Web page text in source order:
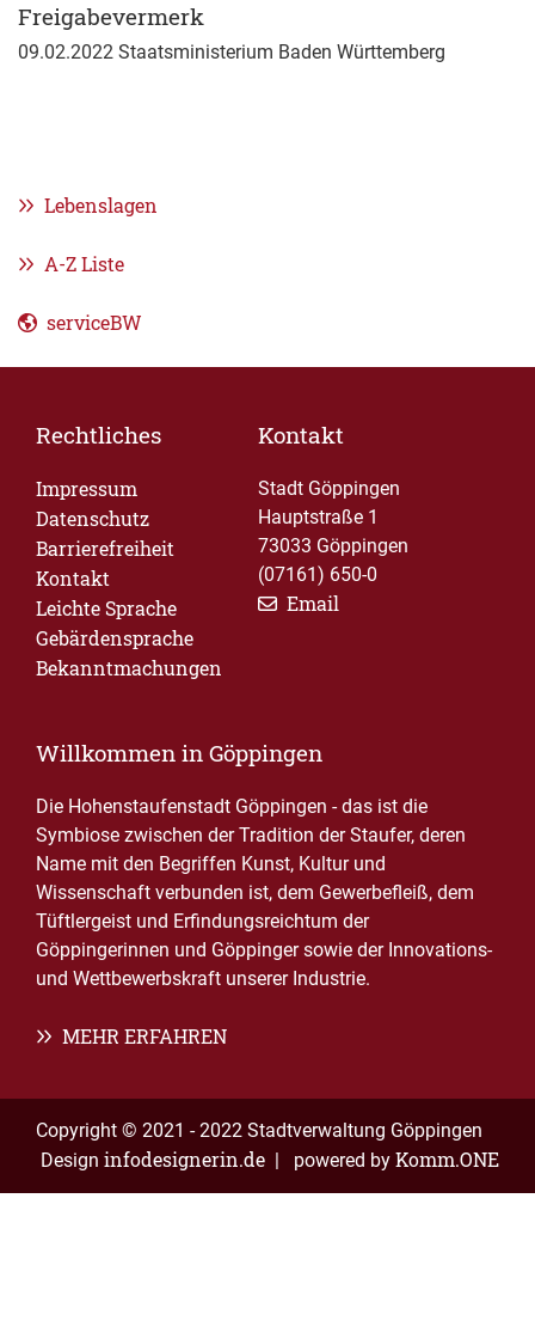
Freigabevermerk
09.02.2022 Staatsministerium Baden Württemberg
Lebenslagen
A-Z Liste
serviceBW
Rechtliches
Impressum
Datenschutz
Barrierefreiheit
Kontakt
Leichte Sprache
Gebärdensprache
Bekanntmachungen
Kontakt
Stadt Göppingen
Hauptstraße 1
73033 Göppingen
(07161) 650-0
Email
Willkommen in Göppingen
Die Hohenstaufenstadt Göppingen - das ist die
Symbiose zwischen der Tradition der Staufer, deren
Name mit den Begriffen Kunst, Kultur und
Wissenschaft verbunden ist, dem Gewerbefleiß, dem
Tüftlergeist und Erfindungsreichtum der
Göppingerinnen und Göppinger sowie der Innovations-
und Wettbewerbskraft unserer Industrie.
MEHR ERFAHREN
Copyright © 2021 - 2022 Stadtverwaltung Göppingen
Design infodesignerin.de | powered by Komm.ONE